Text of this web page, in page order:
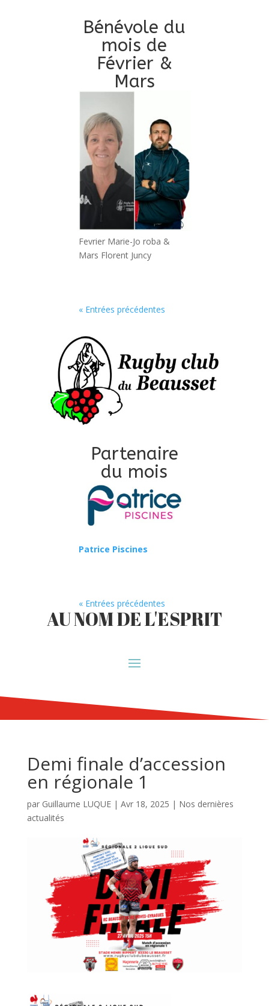
Bénévole du
mois de
Février &
Mars
Fevrier Marie-Jo roba &
Mars Florent Juncy
« Entrées précédentes
Partenaire
du mois
Patrice Piscines
« Entrées précédentes
AU NOM DE L'ESPRIT
Demi finale d’accession
en régionale 1
par Guillaume LUQUE| Avr 18, 2025 | Nos dernières
actualités